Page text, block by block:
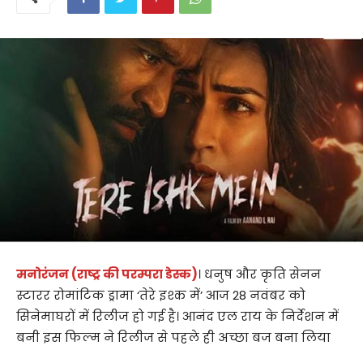
मनोरंजन (राष्ट्र की परम्परा डेस्क)। धनुष और कृति सेनन
स्टारर रोमांटिक ड्रामा ‘तेरे इश्क में’ आज 28 नवंबर को
सिनेमाघरों में रिलीज हो गई है। आनंद एल राय के निर्देशन में
बनी इस फिल्म ने रिलीज से पहले ही अच्छा बज बना लिया